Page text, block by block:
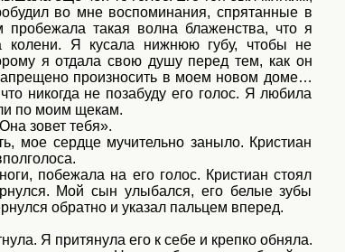
во мне воспоминания, спрятанные в
такая волна блаженства, что я
колени. Я кусала нижнюю губу, чтобы не
я отдала свою душу перед тем, как он
произносить в моем новом доме…
никогда не позабуду его голос. Я любила
по моим щекам.
зовет тебя».
мое сердце мучительно заныло. Кристиан
побежала на его голос. Кристиан стоял
Мой сын улыбался, его белые зубы
обратно и указал пальцем вперед.
Я притянула его к себе и крепко обняла.